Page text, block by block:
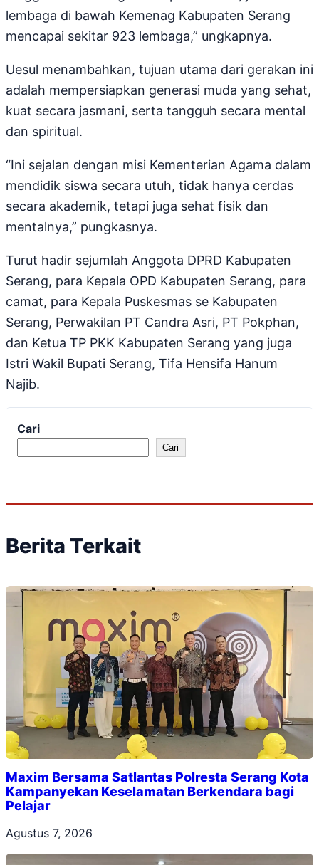
lembaga di bawah Kemenag Kabupaten Serang
mencapai sekitar 923 lembaga,” ungkapnya.
Uesul menambahkan, tujuan utama dari gerakan ini
adalah mempersiapkan generasi muda yang sehat,
kuat secara jasmani, serta tangguh secara mental
dan spiritual.
“Ini sejalan dengan misi Kementerian Agama dalam
mendidik siswa secara utuh, tidak hanya cerdas
secara akademik, tetapi juga sehat fisik dan
mentalnya,” pungkasnya.
Turut hadir sejumlah Anggota DPRD Kabupaten
Serang, para Kepala OPD Kabupaten Serang, para
camat, para Kepala Puskesmas se Kabupaten
Serang, Perwakilan PT Candra Asri, PT Pokphan,
dan Ketua TP PKK Kabupaten Serang yang juga
Istri Wakil Bupati Serang, Tifa Hensifa Hanum
Najib.
Cari
Cari
Berita Terkait
Maxim Bersama Satlantas Polresta Serang Kota
Kampanyekan Keselamatan Berkendara bagi
Pelajar
Agustus 7, 2026